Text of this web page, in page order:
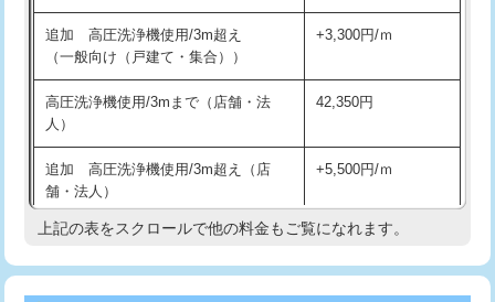
追加 高圧洗浄機使用/3m超え
（一般向け（戸建て・集合））
+3,300円/ｍ
高圧洗浄機使用/3mまで（店舗・法
人）
42,350円
追加 高圧洗浄機使用/3m超え（店
舗・法人）
+5,500円/ｍ
高度高圧洗浄換 現地調査
上記の表をスクロールで他の料金もご覧になれます。